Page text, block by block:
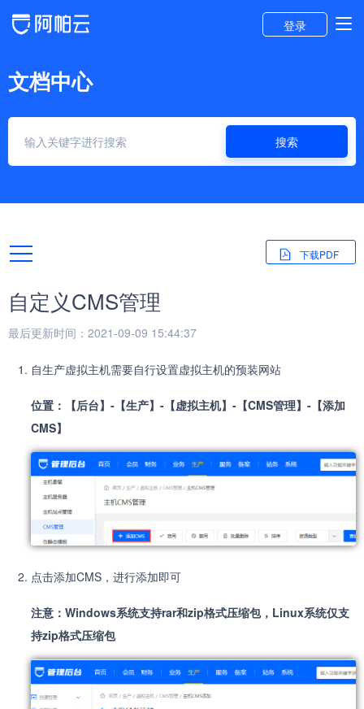
登录
文档中心
搜索
下载PDF
自定义CMS管理
最后更新时间：2021-09-09 15:44:37
自生产虚拟主机需要自行设置虚拟主机的预装网站
位置：【后台】-【生产】-【虚拟主机】-【CMS管理】-【添加
CMS】
点击添加CMS，进行添加即可
注意：Windows系统支持rar和zip格式压缩包，Linux系统仅支
持zip格式压缩包